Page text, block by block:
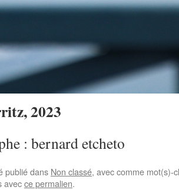
2023
: bernard etcheto
publié dans Non classé, avec comme mot(s)-
avecce permalien.